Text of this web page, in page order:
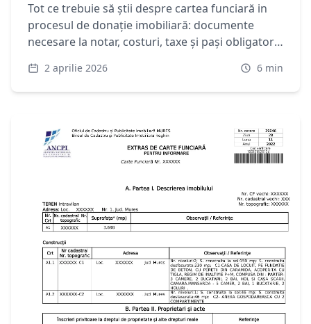
Tot ce trebuie să știi despre cartea funciară in
procesul de donație imobiliară: documente
necesare la notar, costuri, taxe și pași obligatorii.
2 aprilie 2026 6 min